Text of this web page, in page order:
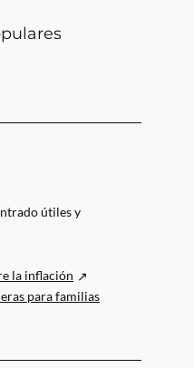
útiles y
la inflación
para familias